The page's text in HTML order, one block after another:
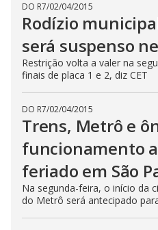
DO R7/02/04/2015
Rodízio
será suspenso
Restrição volta a valer na
finais de placa 1 e 2, diz CET
DO R7/02/04/2015
Trens, Metrô e
funcionamento
feriado em São
Na segunda-feira, o início da
do Metrô será antecipado